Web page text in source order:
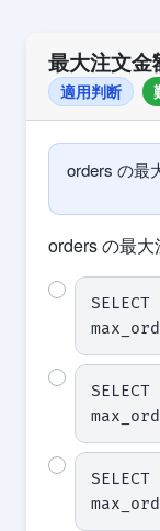
最大注文金
適用判断
orders の最
orders の最大